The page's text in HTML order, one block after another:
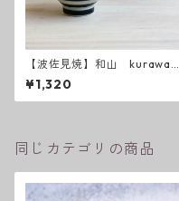
【波佐見焼】和山 kurawank
a碗 太駒 - 全２色 -
¥1,320
同じカテゴリの商品